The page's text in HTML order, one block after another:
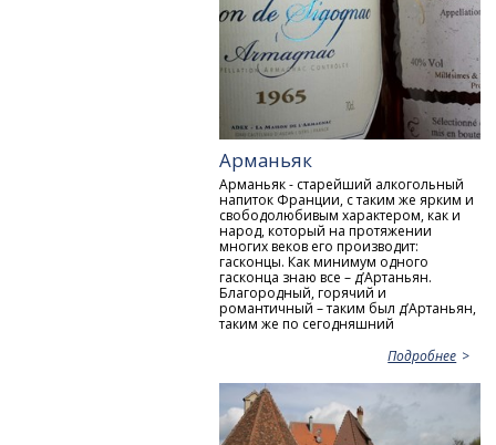
Арманьяк
Арманьяк - старейший алкогольный
напиток Франции, с таким же ярким и
свободолюбивым характером, как и
народ, который на протяжении
многих веков его производит:
гасконцы. Как минимум одного
гасконца знаю все – д’Артаньян.
Благородный, горячий и
романтичный – таким был д’Артаньян,
таким же по сегодняшний
Подробнее